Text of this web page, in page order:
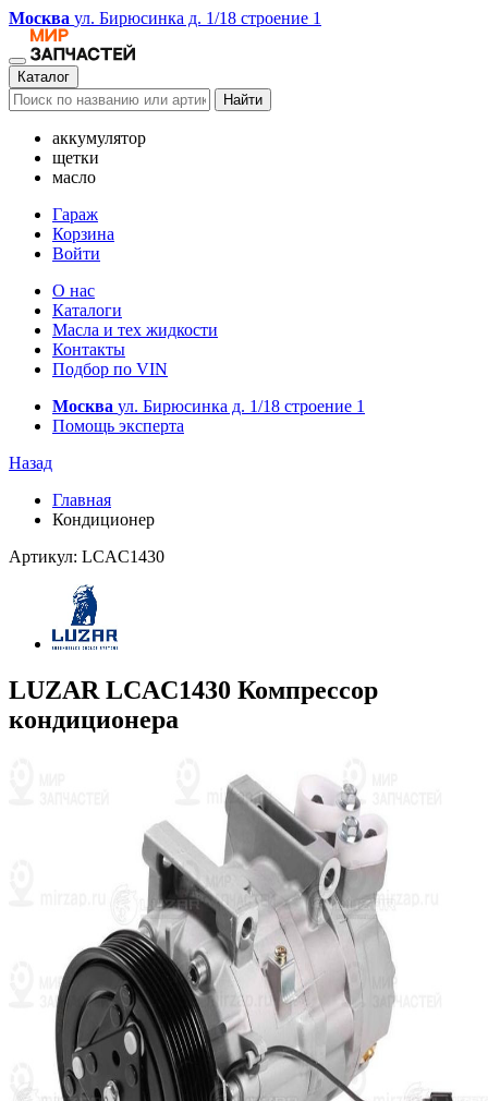
Москва ул. Бирюсинка д. 1/18 строение 1
Каталог
Найти
аккумулятор
щетки
масло
Гараж
Корзина
Войти
О нас
Каталоги
Масла и тех жидкости
Контакты
Подбор по VIN
Москва ул. Бирюсинка д. 1/18 строение 1
Помощь эксперта
Назад
Главная
Кондиционер
Артикул: LCAC1430
LUZAR LCAC1430 Компрессор
кондиционера